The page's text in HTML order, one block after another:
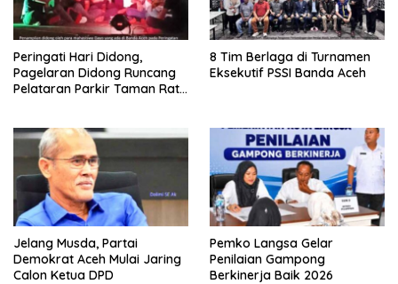
Peringati Hari Didong,
Pagelaran Didong Runcang
Pelataran Parkir Taman Ratu
8 Tim Berlaga di Turnamen
Eksekutif PSSI Banda Aceh
Jelang Musda, Partai
Demokrat Aceh Mulai Jaring
Calon Ketua DPD
Pemko Langsa Gelar
Penilaian Gampong
Berkinerja Baik 2026